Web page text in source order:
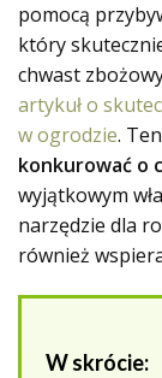
pomocą
który
chwast
artykuł o
w ogrodzie.
konkurować o
wyjątkowym
narzędzie dla
również
W skrócie: